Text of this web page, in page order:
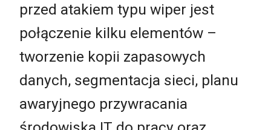
przed atakiem typu wiper jest
połączenie kilku elementów –
tworzenie kopii zapasowych
danych, segmentacja sieci, planu
awaryjnego przywracania